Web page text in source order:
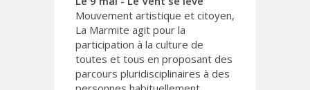
Mouvement artistique et citoyen,
La Marmite agit pour la
participation à la culture de
toutes et tous en proposant des
parcours pluridisciplinaires à des